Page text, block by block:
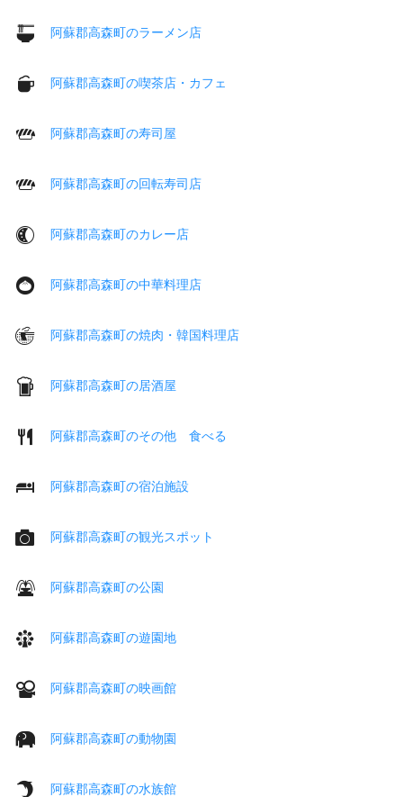
阿蘇郡高森町のラーメン店
阿蘇郡高森町の喫茶店・カフェ
阿蘇郡高森町の寿司屋
阿蘇郡高森町の回転寿司店
阿蘇郡高森町のカレー店
阿蘇郡高森町の中華料理店
阿蘇郡高森町の焼肉・韓国料理店
阿蘇郡高森町の居酒屋
阿蘇郡高森町のその他 食べる
阿蘇郡高森町の宿泊施設
阿蘇郡高森町の観光スポット
阿蘇郡高森町の公園
阿蘇郡高森町の遊園地
阿蘇郡高森町の映画館
阿蘇郡高森町の動物園
阿蘇郡高森町の水族館